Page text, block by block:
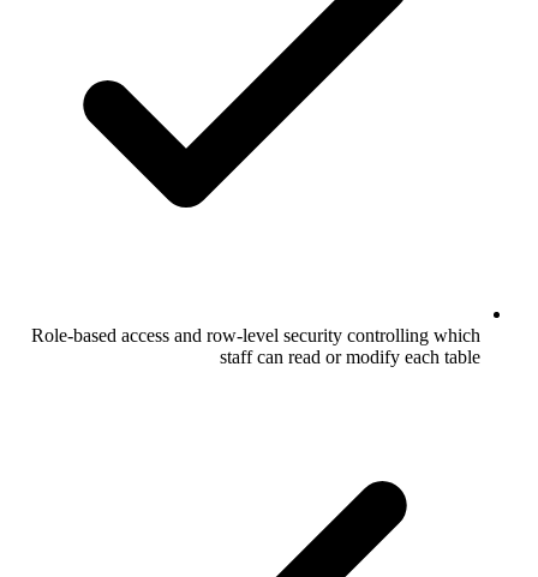
Role-based access and row-level security controlling which
staff can read or modify each table